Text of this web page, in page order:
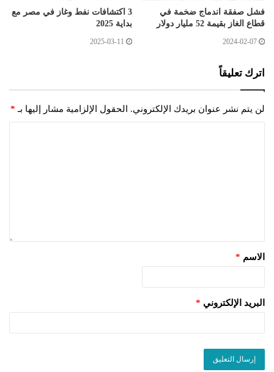
فشل صفقة اندماج ضخمة في
قطاع الغاز بقيمة 52 مليار دولار
2024-02-07
3 اكتشافات نفط وغاز في مصر مع
بداية 2025
2025-03-11
اترك تعليقاً
لن يتم نشر عنوان بريدك الإلكتروني. الحقول الإلزامية مشار إليها بـ *
الاسم *
البريد الإلكتروني *